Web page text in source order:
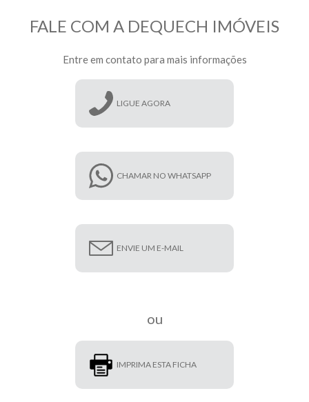
FALE COM A DEQUECH IMÓVEIS
Entre em contato para mais informações
LIGUE AGORA
CHAMAR NO WHATSAPP
ENVIE UM E-MAIL
ou
IMPRIMA ESTA FICHA